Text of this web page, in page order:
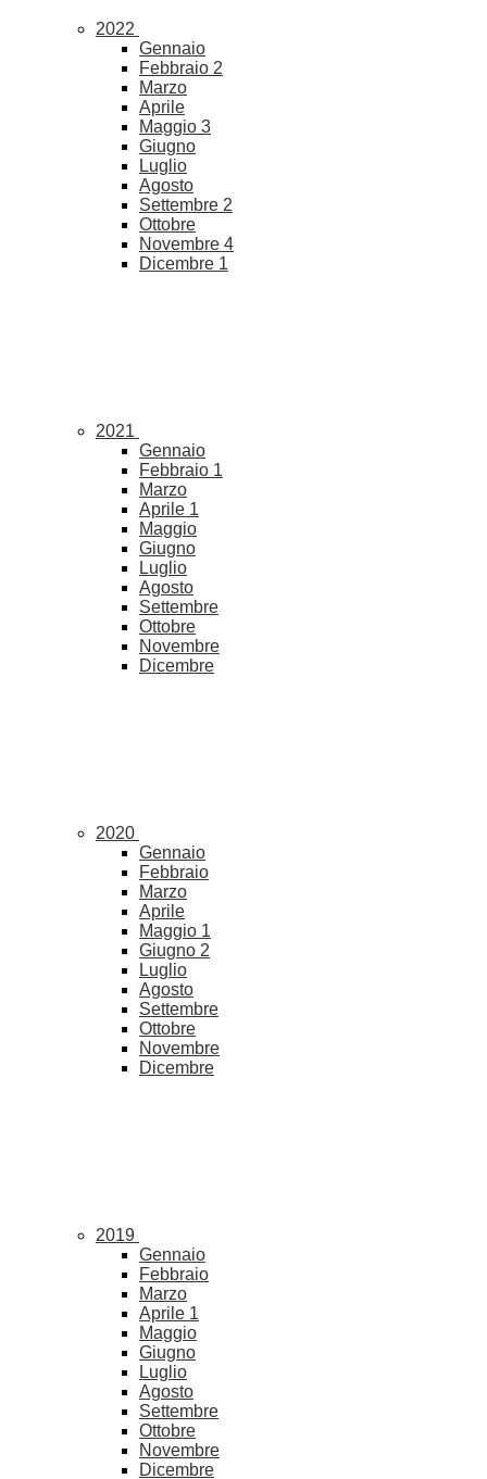
2022
Gennaio
Febbraio 2
Marzo
Aprile
Maggio 3
Giugno
Luglio
Agosto
Settembre 2
Ottobre
Novembre 4
Dicembre 1
2021
Gennaio
Febbraio 1
Marzo
Aprile 1
Maggio
Giugno
Luglio
Agosto
Settembre
Ottobre
Novembre
Dicembre
2020
Gennaio
Febbraio
Marzo
Aprile
Maggio 1
Giugno 2
Luglio
Agosto
Settembre
Ottobre
Novembre
Dicembre
2019
Gennaio
Febbraio
Marzo
Aprile 1
Maggio
Giugno
Luglio
Agosto
Settembre
Ottobre
Novembre
Dicembre